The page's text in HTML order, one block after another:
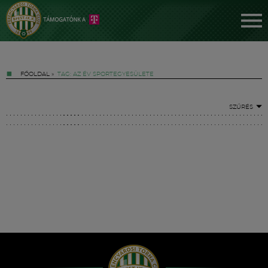
FŐOLDAL » TAG: AZ ÉV SPORTEGYESÜLETE
SZŰRÉS
Hírek